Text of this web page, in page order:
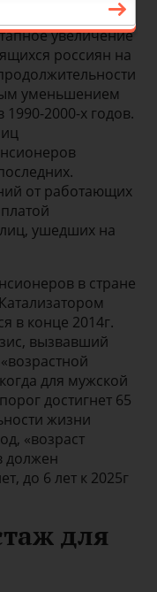
которой был
увеличение
россиян на
уменьшением
2000-х годов.
от работающих
ушедших на
в стране
в конце 2014г.
вызвавший
для мужской
достигнет 65
жизни
«возраст
должен
до 6 лет к 2025г
для